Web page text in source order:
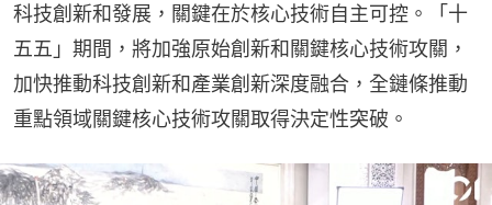
科技創新和發展，關鍵在於核心技術自主可控。「十
五五」期間，將加強原始創新和關鍵核心技術攻關，
加快推動科技創新和產業創新深度融合，全鏈條推動
重點領域關鍵核心技術攻關取得決定性突破。